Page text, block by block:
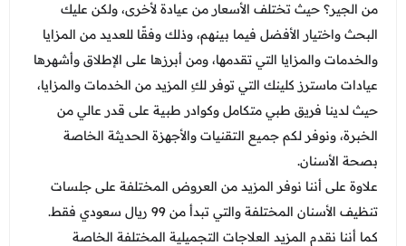
من الجير؟ حيث تختلف الأسعار من عيادة لأخرى، ولكن عليك
البحث واختيار الأفضل فيما بينهم، وذلك وفقًا للعديد من المزايا
والخدمات والمزايا التي تقدمها، ومن أبرزها على الإطلاق وأشهرها
عيادات ماسترز كلينك التي توفر لكِ المزيد من الخدمات والمزايا،
حيث لدينا فريق طبي متكامل وكوادر طبية على قدر عالي من
الخبرة، ونوفر لكم جميع التقنيات والأجهزة الحديثة الخاصة
بصحة الأسنان.
علاوة على أننا نوفر المزيد من العروض المختلفة على جلسات
تنظيف الأسنان المختلفة والتي تبدأ من 99 ريال سعودي فقط.
كما أننا نقدم المزيد العلاجات التجميلية المختلفة الخاصة